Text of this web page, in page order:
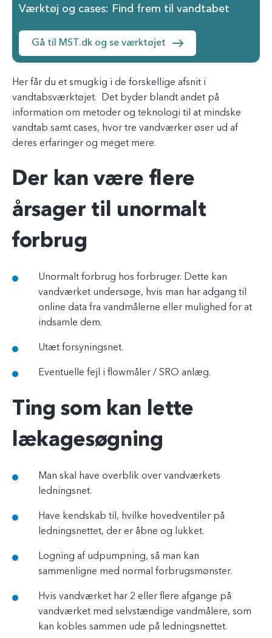
Værktøj og cases: Find frem til vandtabet
Gå til MST.dk og se værktøjet
Her får du et smugkig i de forskellige afsnit i
vandtabsværktøjet. Det byder blandt andet på
information om metoder og teknologi til at mindske
vandtab samt cases, hvor tre vandværker øser ud af
deres erfaringer og meget mere.
Der kan være flere
årsager til unormalt
forbrug
Unormalt forbrug hos forbruger. Dette kan
vandværket undersøge, hvis man har adgang til
online data fra vandmålerne eller mulighed for at
indsamle dem.
Utæt forsyningsnet.
Eventuelle fejl i flowmåler / SRO anlæg.
Ting som kan lette
lækagesøgning
Man skal have overblik over vandværkets
ledningsnet.
Have kendskab til, hvilke hovedventiler på
ledningsnettet, der er åbne og lukket.
Logning af udpumpning, så man kan
sammenligne med normal forbrugsmønster.
Hvis vandværket har 2 eller flere afgange på
vandværket med selvstændige vandmålere, som
kan kobles sammen ude på ledningsnettet.